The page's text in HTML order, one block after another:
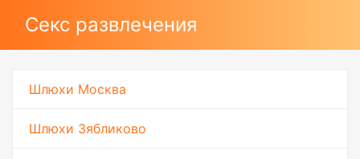
Секс развлечения
Шлюхи Москва
Шлюхи Зябликово